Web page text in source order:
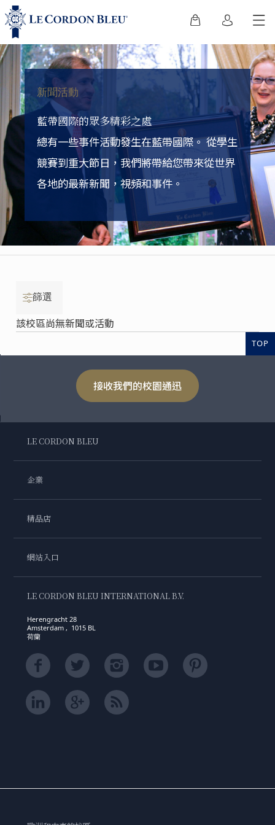
新聞活動
藍帶國際的眾多精彩之處
總有一些事件活動發生在藍帶國際。從學生
競賽到重大節日，我們將帶給您帶來從世界
各地的最新新聞，視頻和事件。
篩選
該校區尚無新聞或活動
TOP
接收我們的校園通迅
LE CORDON BLEU
企業
精品店
網站入口
LE CORDON BLEU INTERNATIONAL B.V.
Herengracht 28
Amsterdam , 1015 BL
荷蘭